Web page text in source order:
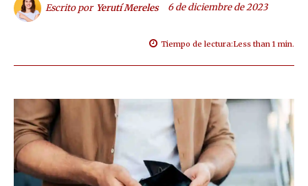
Escrito por Yerutí Mereles 6 de diciembre de 2023
Tiempo de lectura:Less than 1 min.